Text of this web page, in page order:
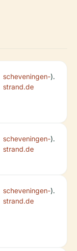
scheveningen-
strand.de
).
scheveningen-
strand.de
).
scheveningen-
strand.de
).